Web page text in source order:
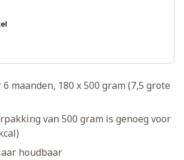
6 maanden, 180 x 500 gram (7,5 grote
van 500 gram is genoeg voor
houdbaar